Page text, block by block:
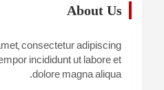
About Us
consectetur adipiscing
incididunt ut labore et
dolore magna aliqua.